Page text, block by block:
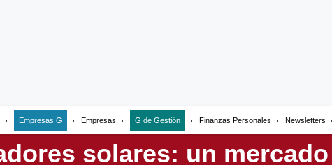
Empresas G Empresas G de Gestión Finanzas Personales Newsletters